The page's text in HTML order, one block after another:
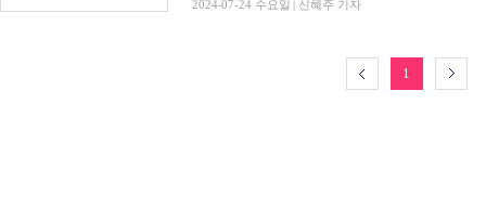
2024-07-24 수요일 | 신혜주 기자
1